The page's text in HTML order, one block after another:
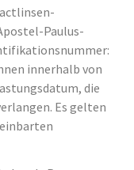
Paulus-
innerhalb von
die
Es gelten